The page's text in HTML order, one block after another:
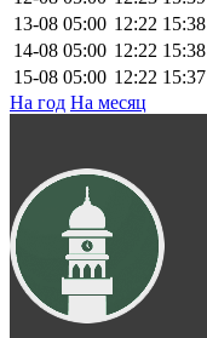
13-08 05:00 12:22 15:38
14-08 05:00 12:22 15:38
15-08 05:00 12:22 15:37
На год На месяц